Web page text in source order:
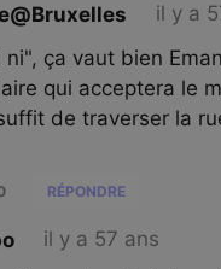
il y a
ni", ça vaut bien
qui acceptera le
de traverser la
RÉPONDRE
il y a 57 ans